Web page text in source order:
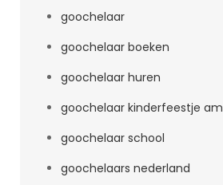
goochelaar
goochelaar boeken
goochelaar huren
goochelaar kinderfeestje
goochelaar school
goochelaars nederland